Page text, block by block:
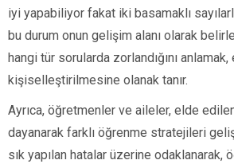
iyi yapabiliyor fakat iki basamaklı
bu durum onun gelişim alanı olarak
hangi tür sorularda zorlandığını
kişiselleştirilmesine olanak tanır.
Ayrıca, öğretmenler ve aileler, elde
dayanarak farklı öğrenme stratejileri
sık yapılan hatalar üzerine odaklanarak,